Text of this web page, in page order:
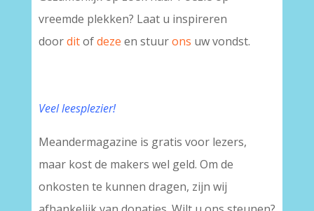
vreemde plekken? Laat u inspireren
doorditofdeze en stuurons uw vondst.
Veel leesplezier!
Meandermagazine is gratis voor lezers,
maar kost de makers wel geld. Om de
onkosten te kunnen dragen, zijn wij